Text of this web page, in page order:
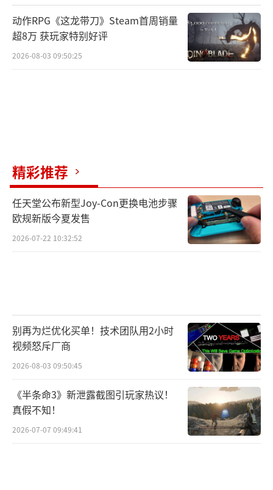
动作RPG《这龙带刀》Steam首周销量
超8万 获玩家特别好评
2026-08-03 09:50:25
精彩推荐
任天堂公布新型Joy-Con更换电池步骤
欧规新版今夏发售
2026-07-22 10:32:52
别再为烂优化买单！技术团队用2小时
视频怒斥厂商
2026-08-03 09:50:45
《半条命3》新泄露截图引玩家热议！
真假不知！
2026-07-07 09:49:41